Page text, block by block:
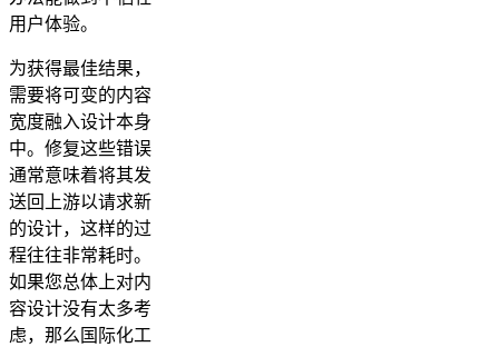
用户体验。
为获得最佳结果，
需要将可变的内容
宽度融入设计本身
中。修复这些错误
通常意味着将其发
送回上游以请求新
的设计，这样的过
程往往非常耗时。
如果您总体上对内
容设计没有太多考
虑，那么国际化工